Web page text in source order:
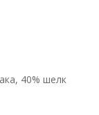
40% шелк